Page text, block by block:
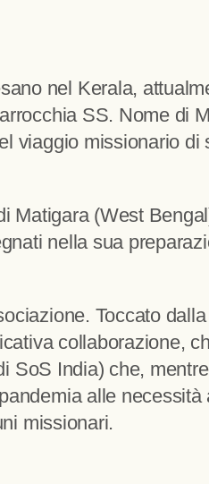
nel Kerala,
SS. Nome di
viaggio missionario di
Matigara (West
nella sua
Toccato
collaborazione,
SoS India) che,
alle necessità
missionari.